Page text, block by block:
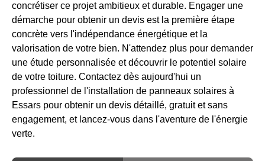
concrétiser ce projet ambitieux et durable. Engager une
démarche pour obtenir un devis est la première étape
concrète vers l'indépendance énergétique et la
valorisation de votre bien. N'attendez plus pour demander
une étude personnalisée et découvrir le potentiel solaire
de votre toiture. Contactez dès aujourd'hui un
professionnel de l'installation de panneaux solaires à
Essars pour obtenir un devis détaillé, gratuit et sans
engagement, et lancez-vous dans l'aventure de l'énergie
verte.